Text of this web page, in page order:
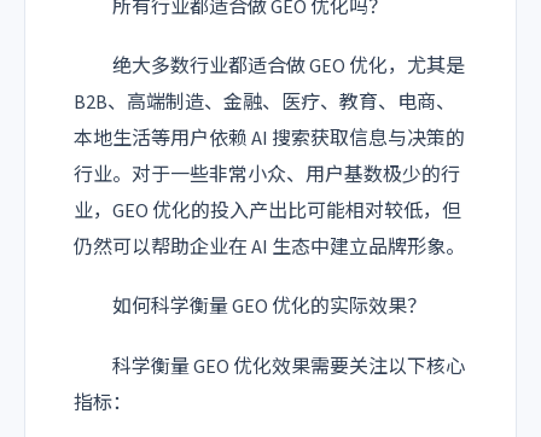
所有行业都适合做 GEO 优化吗？
绝大多数行业都适合做 GEO 优化，尤其是
B2B、高端制造、金融、医疗、教育、电商、
本地生活等用户依赖 AI 搜索获取信息与决策的
行业。对于一些非常小众、用户基数极少的行
业，GEO 优化的投入产出比可能相对较低，但
仍然可以帮助企业在 AI 生态中建立品牌形象。
如何科学衡量 GEO 优化的实际效果？
科学衡量 GEO 优化效果需要关注以下核心
指标：